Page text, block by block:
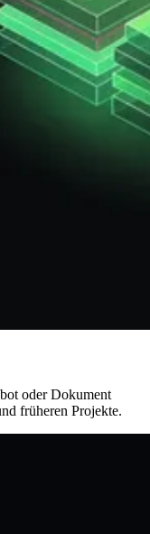
oder Dokument
früheren Projekte.